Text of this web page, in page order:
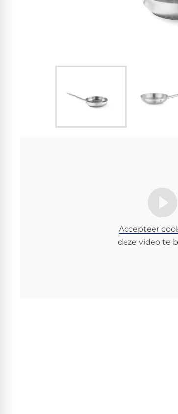
Accepteer
deze video te